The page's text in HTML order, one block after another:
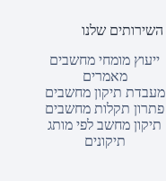
השירותים שלנו
ייעוץ מומחי מחשבים
מאמרים
מעבדת תיקון מחשבים
פתרון תקלות מחשבים
תיקון מחשב לפי מותג
תיקונים